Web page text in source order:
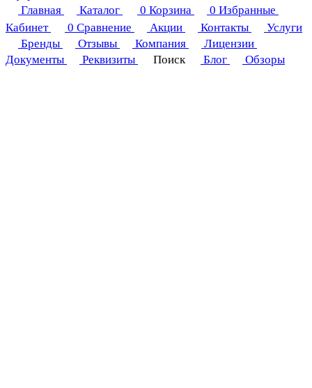
Главная
Каталог 0 Корзина 0 Избранные
Кабинет
0 Сравнение Акции Контакты
Услуги
Бренды
Отзывы Компания
Лицензии
Документы
Реквизиты Поиск Блог Обзоры